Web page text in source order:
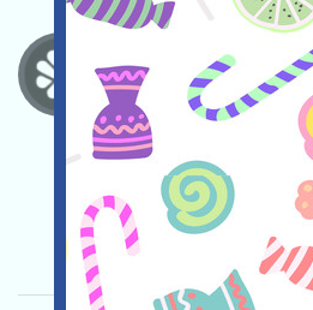
XME正在空投，打开活
負安全的前提下加入他
務，登記SOL錢包地址，
关联:需申请
收录时间: 2025/08/03
★★☆ 2.7